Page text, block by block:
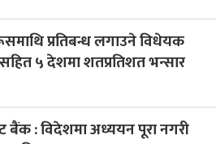
प्रतिबन्ध लगाउने विधेयक
५ देशमा शतप्रतिशत भन्सार
बैंक : विदेशमा अध्ययन पूरा नगरी